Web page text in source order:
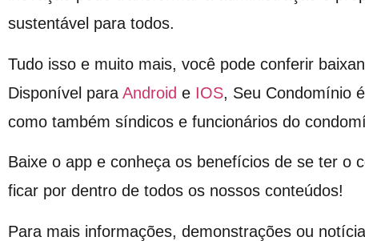
sustentável para todos.
Tudo isso e muito mais, você pode conferir
Disponível para Android e IOS, Seu Condomínio
como também síndicos e funcionários do
Baixe o app e conheça os benefícios de se ter o
ficar por dentro de todos os nossos conteúdos!
Para mais informações, demonstrações ou